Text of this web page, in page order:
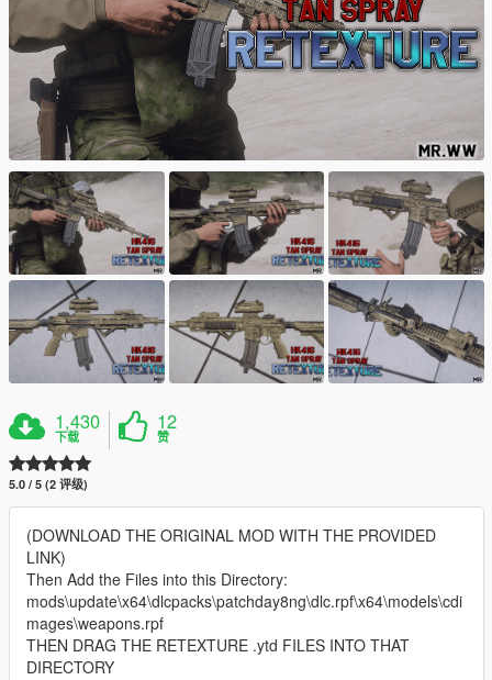
1,430
下载
12
赞
5.0 / 5 (2 评级)
(DOWNLOAD THE ORIGINAL MOD WITH THE PROVIDED
LINK)
Then Add the Files into this Directory:
mods\update\x64\dlcpacks\patchday8ng\dlc.rpf\x64\models\cdi
mages\weapons.rpf
THEN DRAG THE RETEXTURE .ytd FILES INTO THAT
DIRECTORY